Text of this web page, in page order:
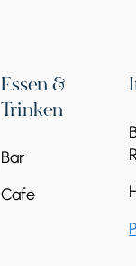
Essen &
Trinken
Bar
Cafe